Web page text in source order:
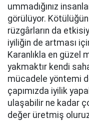
ummadığınız
görülüyor.
rüzgârların da
iyiliğin de artması
Karanlıkla en güzel
yakmaktır kendi
mücadele yöntemi
çapımızda iyilik
ulaşabilir ne kadar
değer üretmiş